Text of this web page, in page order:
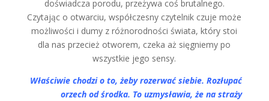
doświadcza porodu, przeżywa coś brutalnego.
Czytając o otwarciu, współczesny czytelnik czuje może
możliwości i dumy z różnorodności świata, który stoi
dla nas przecież otworem, czeka aż sięgniemy po
wszystkie jego sensy.
Właściwie chodzi o to, żeby rozerwać siebie. Rozłupać
orzech od środka. To uzmysławia, że na straży